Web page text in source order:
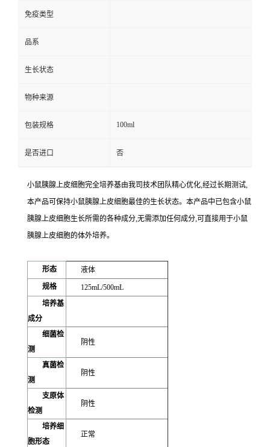
免疫类型
品系
生长状态
物种来源
包装规格 100ml
是否进口 否
小鼠胰腺上皮细胞完全培养基由我司技术团队精心优化,经过长期测试,
本产品可保持小鼠胰腺上皮细胞最佳的生长状态。本产品中已包含小鼠
胰腺上皮细胞生长所需的各种成分,无需添加任何成分,可直接用于小鼠
胰腺上皮细胞的体外培养。
形态
液体
规格
125mL/500mL
培养基
成分
细菌检
测
阴性
真菌检
测
阴性
支原体
检测
阴性
培养细
胞形态
正常